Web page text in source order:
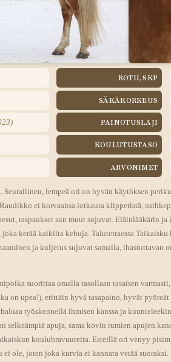
ROTU, SKP
SÄKÄKORKEUS
PAINOTUSLAJI
KOULUTUSTASO
ARVONIMET
lempeä ori on hyvän käytöksen
ei korvaansa lotkauta klipperistä,
raspaukset sun muut sujuvat. Eläinlääkärin ja
kerää kaikilta kehuja. Talutettaessa
ja kuljetus sujuvat samalla, ihastuttavan
suorittaa omalla tasollaan tasaisen
on upea!), erittäin hyvä tasapaino, hyvät
työskennellä ihmisen kanssa ja kuunteleekin
selkeämpiä apuja, sama kovin rumien apujen
koulubravuureita. Esteillä ori venyy
ole, joten joka kurvia ei kannata vetää suoraksi.